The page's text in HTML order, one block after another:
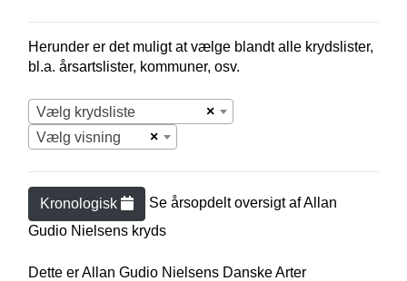
Herunder er det muligt at vælge blandt alle krydslister,
bl.a. årsartslister, kommuner, osv.
×
Vælg krydsliste
×
Vælg visning
Kronologisk Se årsopdelt oversigt afAllan
Gudio Nielsens kryds
Dette er Allan Gudio Nielsens Danske Arter